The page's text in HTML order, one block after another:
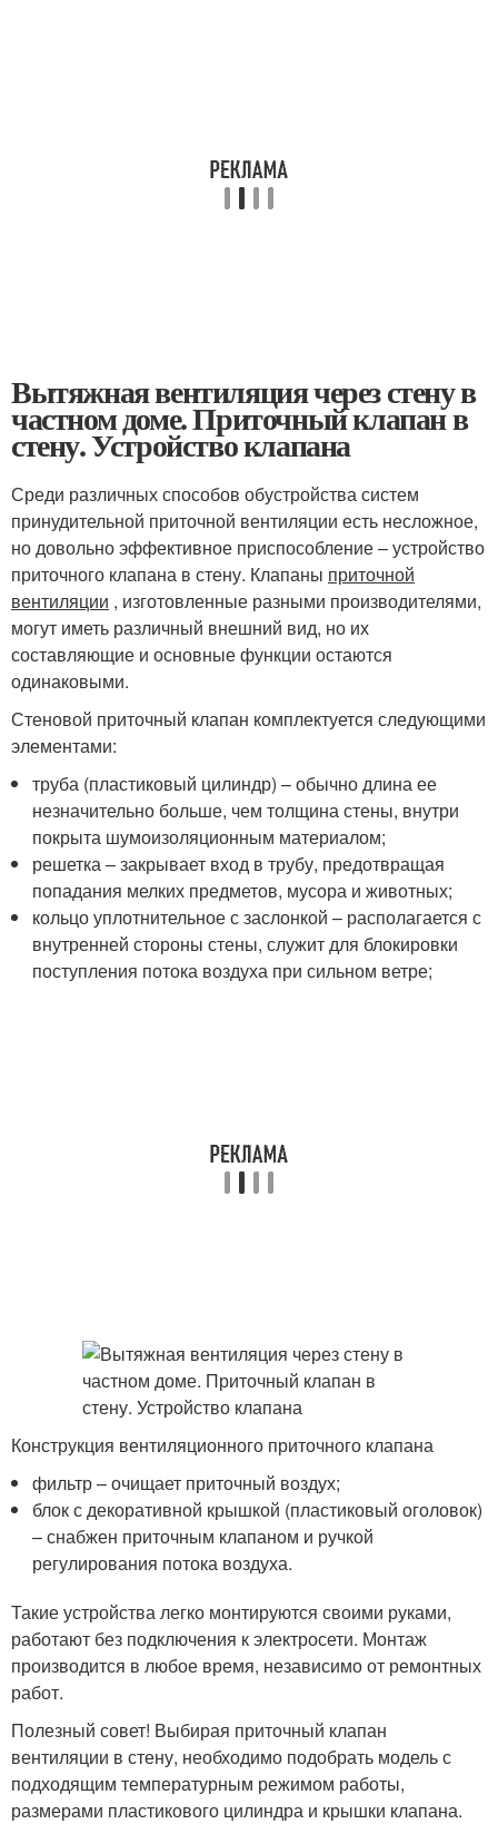
Вытяжная вентиляция через стену в
частном доме. Приточный клапан в
стену. Устройство клапана
Среди различных способов обустройства систем
принудительной приточной вентиляции есть несложное,
но довольно эффективное приспособление – устройство
приточного клапана в стену. Клапаны приточной
вентиляции , изготовленные разными производителями,
могут иметь различный внешний вид, но их
составляющие и основные функции остаются
одинаковыми.
Стеновой приточный клапан комплектуется следующими
элементами:
труба (пластиковый цилиндр) – обычно длина ее
незначительно больше, чем толщина стены, внутри
покрыта шумоизоляционным материалом;
решетка – закрывает вход в трубу, предотвращая
попадания мелких предметов, мусора и животных;
кольцо уплотнительное с заслонкой – располагается с
внутренней стороны стены, служит для блокировки
поступления потока воздуха при сильном ветре;
Конструкция вентиляционного приточного клапана
фильтр – очищает приточный воздух;
блок с декоративной крышкой (пластиковый оголовок)
– снабжен приточным клапаном и ручкой
регулирования потока воздуха.
Такие устройства легко монтируются своими руками,
работают без подключения к электросети. Монтаж
производится в любое время, независимо от ремонтных
работ.
Полезный совет! Выбирая приточный клапан
вентиляции в стену, необходимо подобрать модель с
подходящим температурным режимом работы,
размерами пластикового цилиндра и крышки клапана.